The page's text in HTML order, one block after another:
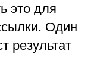
это для
Один
результат